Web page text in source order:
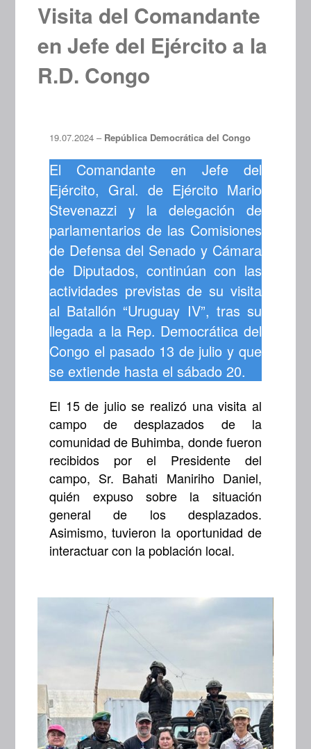
Visita del Comandante
en Jefe del Ejército a la
R.D. Congo
19.07.2024 – República Democrática del Congo
El Comandante en Jefe del
Ejército, Gral. de Ejército Mario
Stevenazzi y la delegación de
parlamentarios de las Comisiones
de Defensa del Senado y Cámara
de Diputados, continúan con las
actividades previstas de su visita
al Batallón “Uruguay IV”, tras su
llegada a la Rep. Democrática del
Congo el pasado 13 de julio y que
se extiende hasta el sábado 20.
El 15 de julio se realizó una visita al
campo de desplazados de la
comunidad de Buhimba, donde fueron
recibidos por el Presidente del
campo, Sr. Bahati Maniriho Daniel,
quién expuso sobre la situación
general de los desplazados.
Asimismo, tuvieron la oportunidad de
interactuar con la población local.